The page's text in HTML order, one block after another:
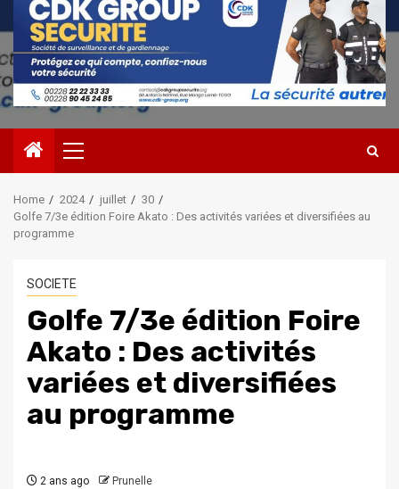
Primary
Menu
Home 2024 juillet
30
Golfe 7/3e édition Foire Akato : Des activités variées et diversifiées au
programme
SOCIETE
Golfe 7/3e édition Foire
Akato : Des activités
variées et diversifiées
au programme
2 ans ago Prunelle